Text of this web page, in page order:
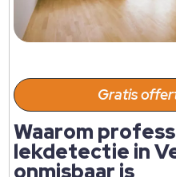
Gratis
Waarom
lekdetectie in